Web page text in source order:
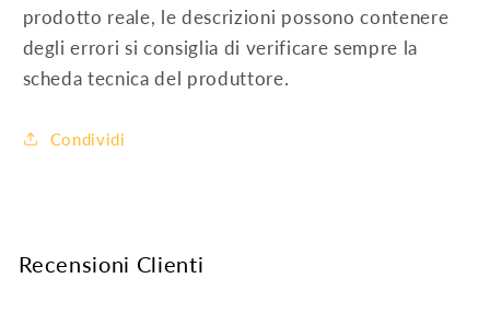
prodotto reale, le descrizioni possono contenere
degli errori si consiglia di verificare sempre la
scheda tecnica del produttore.
Condividi
Recensioni Clienti